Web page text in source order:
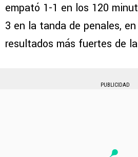
empató 1-1 en los 120
3 en la tanda de penales,
resultados más fuertes de
PUBLICIDAD